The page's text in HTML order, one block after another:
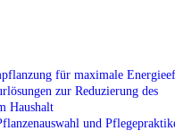
für maximale
zur Reduzierung des
Haushalt
und